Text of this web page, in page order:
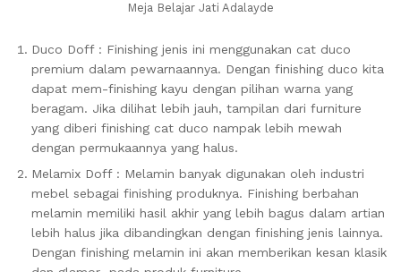
Meja Belajar Jati Adalayde
Duco Doff : Finishing jenis ini menggunakan cat duco
premium dalam pewarnaannya. Dengan finishing duco kita
dapat mem-finishing kayu dengan pilihan warna yang
beragam. Jika dilihat lebih jauh, tampilan dari furniture
yang diberi finishing cat duco nampak lebih mewah
dengan permukaannya yang halus.
Melamix Doff : Melamin banyak digunakan oleh industri
mebel sebagai finishing produknya. Finishing berbahan
melamin memiliki hasil akhir yang lebih bagus dalam artian
lebih halus jika dibandingkan dengan finishing jenis lainnya.
Dengan finishing melamin ini akan memberikan kesan klasik